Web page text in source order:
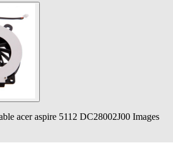
acer aspire 5112 DC28002J00 Images